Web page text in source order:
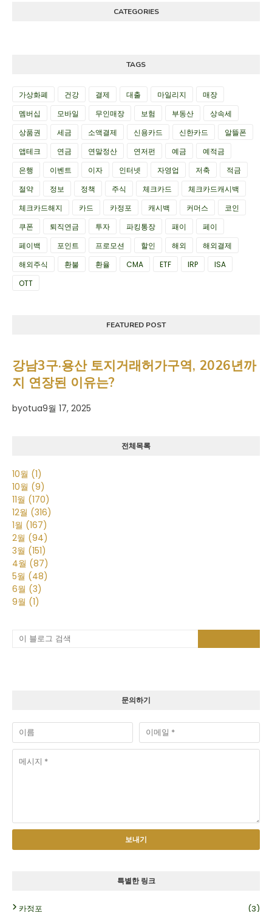
CATEGORIES
TAGS
가상화폐 건강 결제 대출 마일리지
매장
멤버십
모바일 무인매장 보험 부동산
상속세
상품권
세금 소액결제 신용카드 신한카드
알뜰폰
앱테크
연금 연말정산 연저펀 예금
예적금
은행
이벤트 이자 인터넷 자영업 저축
적금
절약
정보 정책 주식 체크카드
체크카드캐시백
체크카드해지
카드 카정포 캐시백 커머스
코인
쿠폰
퇴직연금 투자 파킹통장 패이
페이
페이백
포인트 프로모션 할인 해외
해외결제
해외주식
환불 환율 CMA ETF IRP
ISA
OTT
FEATURED POST
강남3구·용산 토지거래허가구역, 2026년까
지 연장된 이유는?
byotua9월 17, 2025
전체목록
10월 (1)
10월 (9)
11월 (170)
12월 (316)
1월 (167)
2월 (94)
3월 (151)
4월 (87)
5월 (48)
6월 (3)
9월 (1)
문의하기
특별한 링크
카정포 (3)